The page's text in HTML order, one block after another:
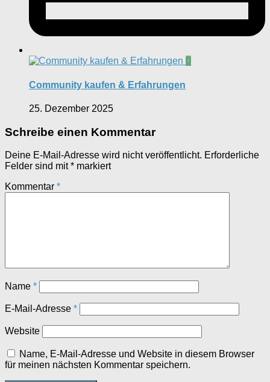
0
Community kaufen & Erfahrungen
25. Dezember 2025
Schreibe einen Kommentar
Deine E-Mail-Adresse wird nicht veröffentlicht. Erforderliche
Felder sind mit* markiert
Kommentar *
Name *
E-Mail-Adresse *
Website
Name, E-Mail-Adresse und Website in diesem Browser
für meinen nächsten Kommentar speichern.